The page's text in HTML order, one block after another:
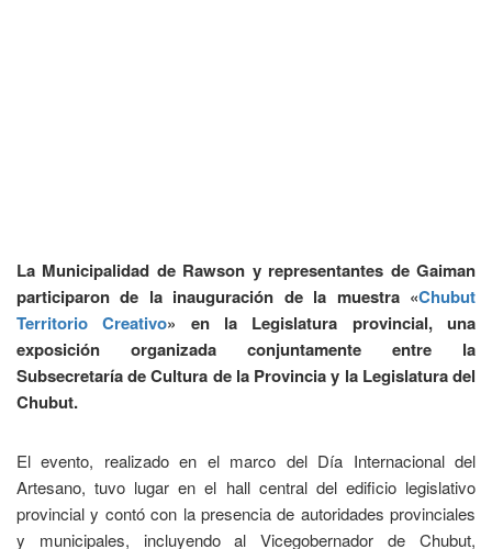
La Municipalidad de Rawson y representantes de Gaiman
participaron de la inauguración de la muestra «Chubut
Territorio Creativo» en la Legislatura provincial, una
exposición organizada conjuntamente entre la
Subsecretaría de Cultura de la Provincia y la Legislatura del
Chubut.
El evento, realizado en el marco del Día Internacional del
Artesano, tuvo lugar en el hall central del edificio legislativo
provincial y contó con la presencia de autoridades provinciales
y municipales, incluyendo al Vicegobernador de Chubut,